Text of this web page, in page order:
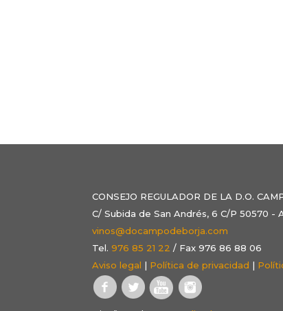
CONSEJO REGULADOR DE LA D.O.
C/ Subida de San Andrés, 6 C/P 50570 -
vinos@docampodeborja.com
Tel.976 85 21 22 / Fax 976 86 88 06
Aviso legal | Política de privacidad |